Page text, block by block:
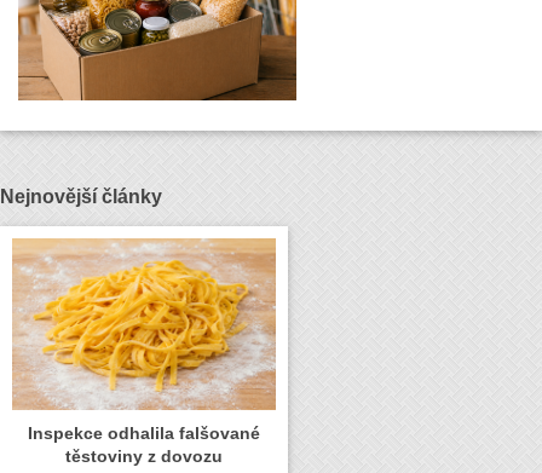
Nejnovější články
Inspekce odhalila falšované
těstoviny z dovozu